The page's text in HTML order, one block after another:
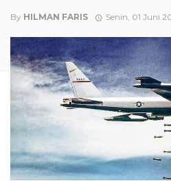
By HILMAN FARIS Senin, 01 Juni